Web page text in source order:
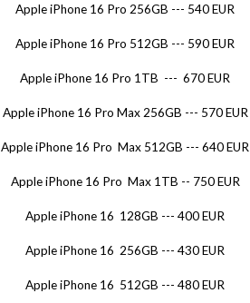
Apple iPhone 16 Pro 256GB --- 540 EUR
Apple iPhone 16 Pro 512GB --- 590 EUR
Apple iPhone 16 Pro 1TB --- 670 EUR
Apple iPhone 16 Pro Max 256GB --- 570 EUR
Apple iPhone 16 Pro Max 512GB --- 640 EUR
Apple iPhone 16 Pro Max 1TB -- 750 EUR
Apple iPhone 16 128GB --- 400 EUR
Apple iPhone 16 256GB --- 430 EUR
Apple iPhone 16 512GB --- 480 EUR